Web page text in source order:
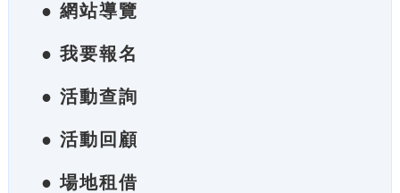
● 網站導覽
● 我要報名
● 活動查詢
● 活動回顧
● 場地租借